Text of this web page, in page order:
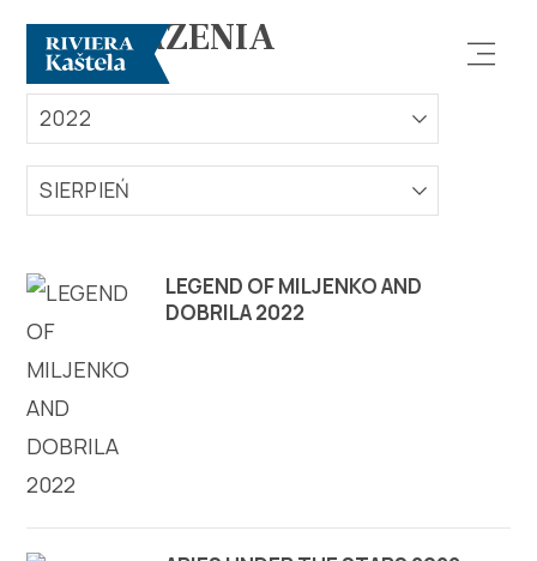
Odkryj
Destynacja
Co robić
Info
Multimedia
WYDARZENIA
2022
SIERPIEŃ
LEGEND OF MILJENKO AND
DOBRILA 2022